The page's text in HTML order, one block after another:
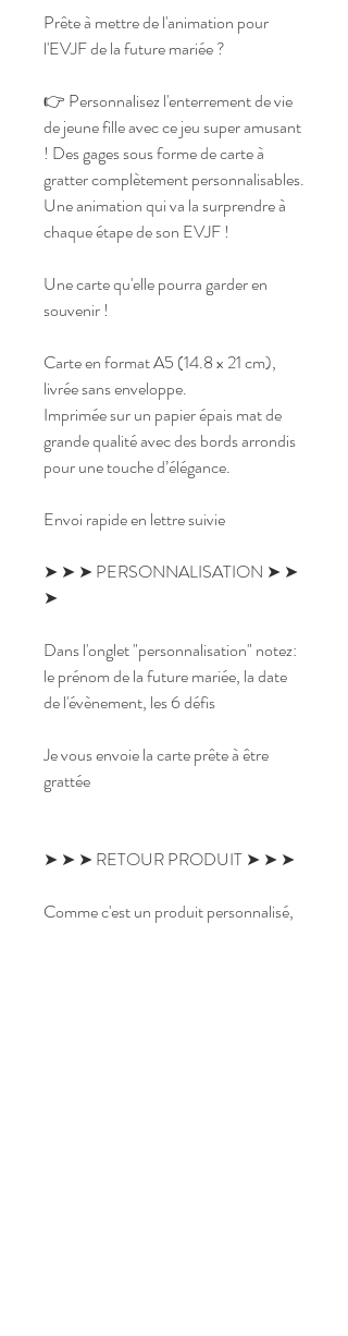
Prête à mettre de l'animation pour
l'EVJF de la future mariée ?
👉 Personnalisez l'enterrement de vie
de jeune fille avec ce jeu super amusant
! Des gages sous forme de carte à
gratter complètement personnalisables.
Une animation qui va la surprendre à
chaque étape de son EVJF !
Une carte qu'elle pourra garder en
souvenir !
Carte en format A5 (14.8 x 21 cm),
livrée sans enveloppe.
Imprimée sur un papier épais mat de
grande qualité avec des bords arrondis
pour une touche d’élégance.
Envoi rapide en lettre suivie
➤ ➤ ➤ PERSONNALISATION ➤ ➤
➤
Dans l'onglet "personnalisation" notez:
le prénom de la future mariée, la date
de l'évènement, les 6 défis
Je vous envoie la carte prête à être
grattée
➤ ➤ ➤ RETOUR PRODUIT ➤ ➤ ➤
Comme c'est un produit personnalisé,